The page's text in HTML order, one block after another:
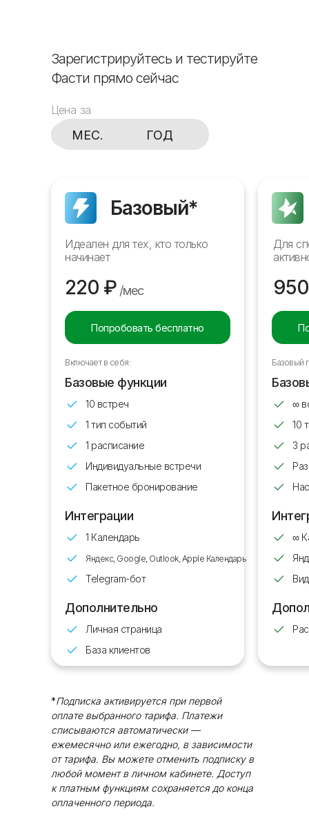
Цена за
MEC. ГОД
Зарегистрируйтесь и тестируйте
Фасти прямо сейчас
Попробовать бесплатно
Базовый*
220 ₽ /мес
Идеален для тех, кто только
начинает
Включает в себя:
10 встреч
1 расписание
1 Календарь
Яндекс, Google, Outlook, Apple Календарь
Личная страница
База клиентов
Дополнительно
Telegram-бот
Индивидуальные встречи
Пакетное бронирование
1 тип событий
Базовые функции
Интеграции
Базовый
Для
∞
3
∞
10
*Подписка активируется при первой
оплате выбранного тарифа. Платежи
списываются автоматически —
ежемесячно или ежегодно, в зависимости
от тарифа. Вы можете отменить подписку в
любой момент в личном кабинете. Доступ
к платным функциям сохраняется до конца
оплаченного периода.